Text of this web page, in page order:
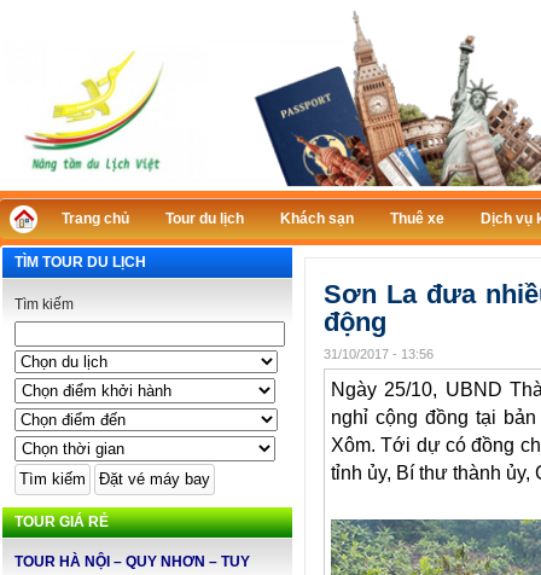
Trang chủ Tour du lịch Khách sạn Thuê xe Dịch vụ
TÌM TOUR DU LỊCH
Tìm kiếm
TOUR GIÁ RẺ
TOUR HÀ NỘI – QUY NHƠN – TUY
Sơn La đưa
động
31/10/2017 - 13:56
Ngày 25/10, UBND
nghỉ cộng đồng tại
Xôm. Tới dự có đồng
tỉnh ủy, Bí thư thành